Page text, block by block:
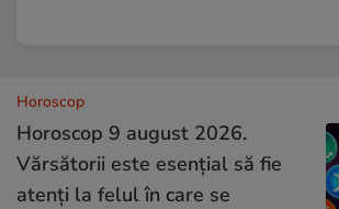
Horoscop
Horoscop 9 august 2026.
Vărsătorii este esențial să fie
atenți la felul în care se